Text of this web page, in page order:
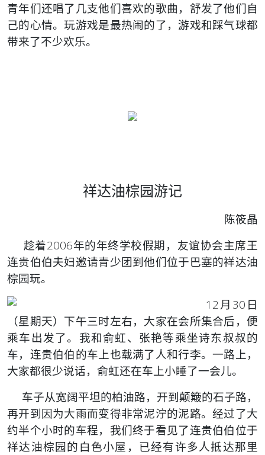
青年们还唱了几支他们喜欢的歌曲，舒发了他们自
己的心情。玩游戏是最热闹的了，游戏和踩气球都
带来了不少欢乐。
祥达油棕园游记
陈筱晶
趁着2006年的年终学校假期，友谊协会主席王
连贵伯伯夫妇邀请青少团到他们位于巴塞的祥达油
棕园玩。
12月30日
（星期天）下午三时左右，大家在会所集合后，便
乘车出发了。我和俞虹、张艳等乘坐诗东叔叔的
车，连贵伯伯的车上也载满了人和行李。一路上，
大家都很少说话，俞虹还在车上小睡了一会儿。
车子从宽阔平坦的柏油路，开到颠簸的石子路，
再开到因为大雨而变得非常泥泞的泥路。经过了大
约半个小时的车程，我们终于看见了连贵伯伯位于
祥达油棕园的白色小屋，已经有许多人抵达那里